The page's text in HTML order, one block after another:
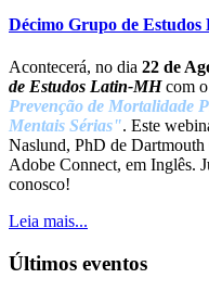
Décimo Grupo de
Acontecerá, no dia 22 de
de Estudos Latin-MHcom o
Prevenção de Mortalidade
Mentais Sérias". Este
Naslund, PhD de
Adobe Connect, em Inglês.
conosco!
Leia mais...
Últimos eventos